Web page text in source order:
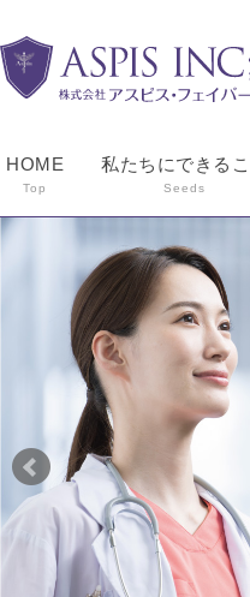
HOME
Top
私たちにできるこ
Seeds